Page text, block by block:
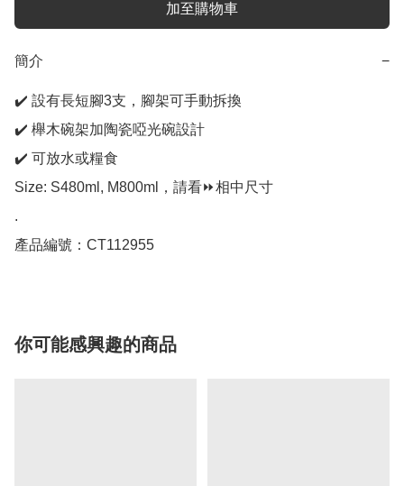
加至購物車
簡介 −
✔️ 設有長短腳3支，腳架可手動拆換
✔️ 櫸木碗架加陶瓷啞光碗設計
✔️ 可放水或糧食
Size: S480ml, M800ml，請看⏩相中尺寸
.
產品編號：CT112955
你可能感興趣的商品